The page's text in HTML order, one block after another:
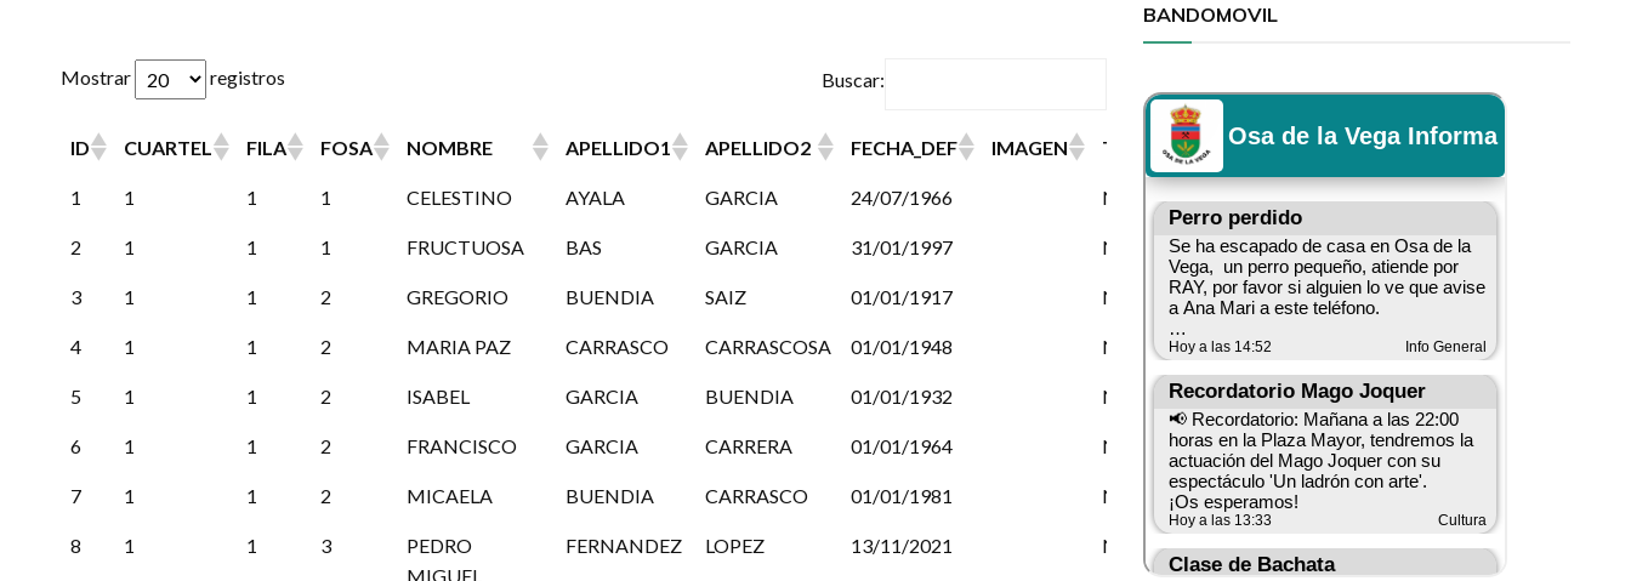
Mostrar registros Buscar:
ID CUARTEL FILA FOSA NOMBRE APELLIDO1 APELLIDO2 FECHA_DEF IMAGEN TELF_CONTACTO P_CONTACTO
DIR_CONTACTO
ID
CUARTEL FILA FOSA NOMBRE APELLIDO1 APELLIDO2 FECHA_DEF TELF_CONTACTO P_CONTACTO DIR_CONTACTO
1 1 1 1 CELESTINO AYALA GARCIA 24/07/1966 NULL NULL NULL
2 1 1 1 FRUCTUOSA BAS GARCIA 31/01/1997 NULL NULL NULL
3 1 1 2 GREGORIO BUENDIA SAIZ 01/01/1917 NULL NULL NULL
4 1 1 2 MARIA PAZ CARRASCO CARRASCOSA 01/01/1948 NULL NULL
5 1 1 2 ISABEL GARCIA BUENDIA 01/01/1932 NULL NULL
6 1 1 2 FRANCISCO GARCIA CARRERA 01/01/1964 NULL NULL NULL
7 1 1 2 MICAELA BUENDIA CARRASCO 01/01/1981 NULL NULL
8 1 1 3
PEDRO
MIGUEL
FERNANDEZ LOPEZ 13/11/2021 NULL NULL NULL
BANDOMOVIL